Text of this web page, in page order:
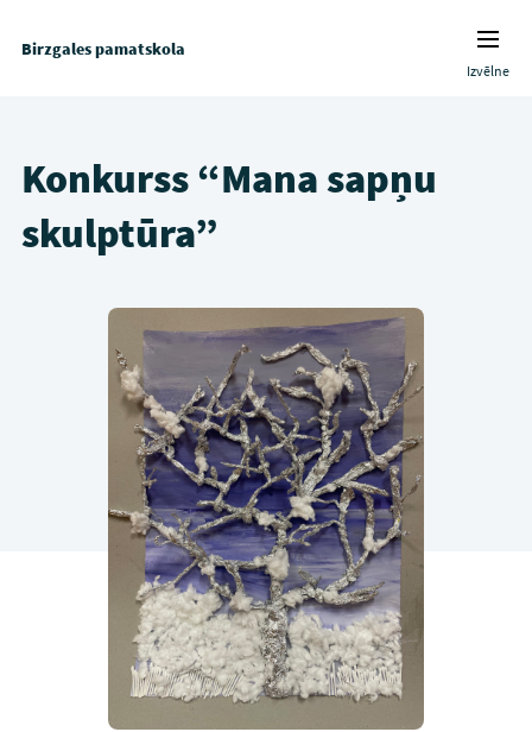
Birzgales pamatskola
Izvēlne
Konkurss “Mana sapņu
skulptūra”